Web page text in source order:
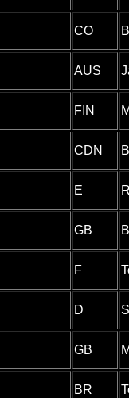
CO
AUS
FIN
CDN
E
GB
F
D
GB
BR